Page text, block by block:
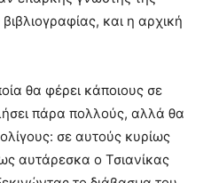
και η αρχική
θα φέρει κάποιους σε
πάρα πολλούς, αλλά θα
σε αυτούς κυρίως
αυτάρεσκα ο Τσιανίκας